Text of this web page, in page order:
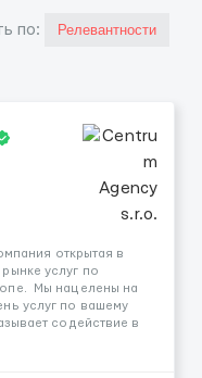
по:
открытая в
услуг по
​Мы нацелены на
услуг по вашему
содействие в